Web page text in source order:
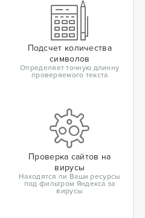
Подсчет количества
символов
Определяет точную длинну
проверяемого текста
Проверка сайтов на
вирусы
Находятся ли Ваши ресурсы
под фильтром Яндекса за
вирусы